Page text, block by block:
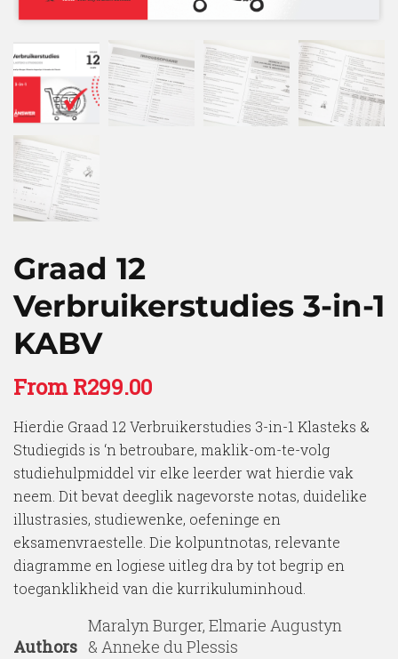
Graad 12
Verbruikerstudies 3-in-1
KABV
FromR299.00
Hierdie Graad 12 Verbruikerstudies 3-in-1 Klasteks &
Studiegids is ‘n betroubare, maklik-om-te-volg
studiehulpmiddel vir elke leerder wat hierdie vak
neem. Dit bevat deeglik nagevorste notas, duidelike
illustrasies, studiewenke, oefeninge en
eksamenvraestelle. Die kolpuntnotas, relevante
diagramme en logiese uitleg dra by tot begrip en
toeganklikheid van die kurrikuluminhoud.
Authors
Maralyn Burger, Elmarie Augustyn
& Anneke du Plessis